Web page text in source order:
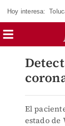
Hoy interesa:
El
estado de